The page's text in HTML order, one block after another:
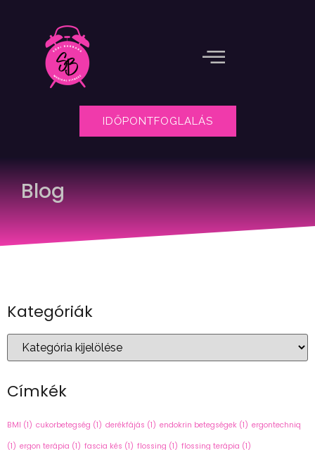
IDŐPONTFOGLALÁS
Blog
Kategóriák
Címkék
BMI (1) cukorbetegség (1) derékfájás (1) endokrin betegségek (1) ergontechniq
(1) ergon terápia (1) fascia kés (1) flossing (1) flossing terápia (1)